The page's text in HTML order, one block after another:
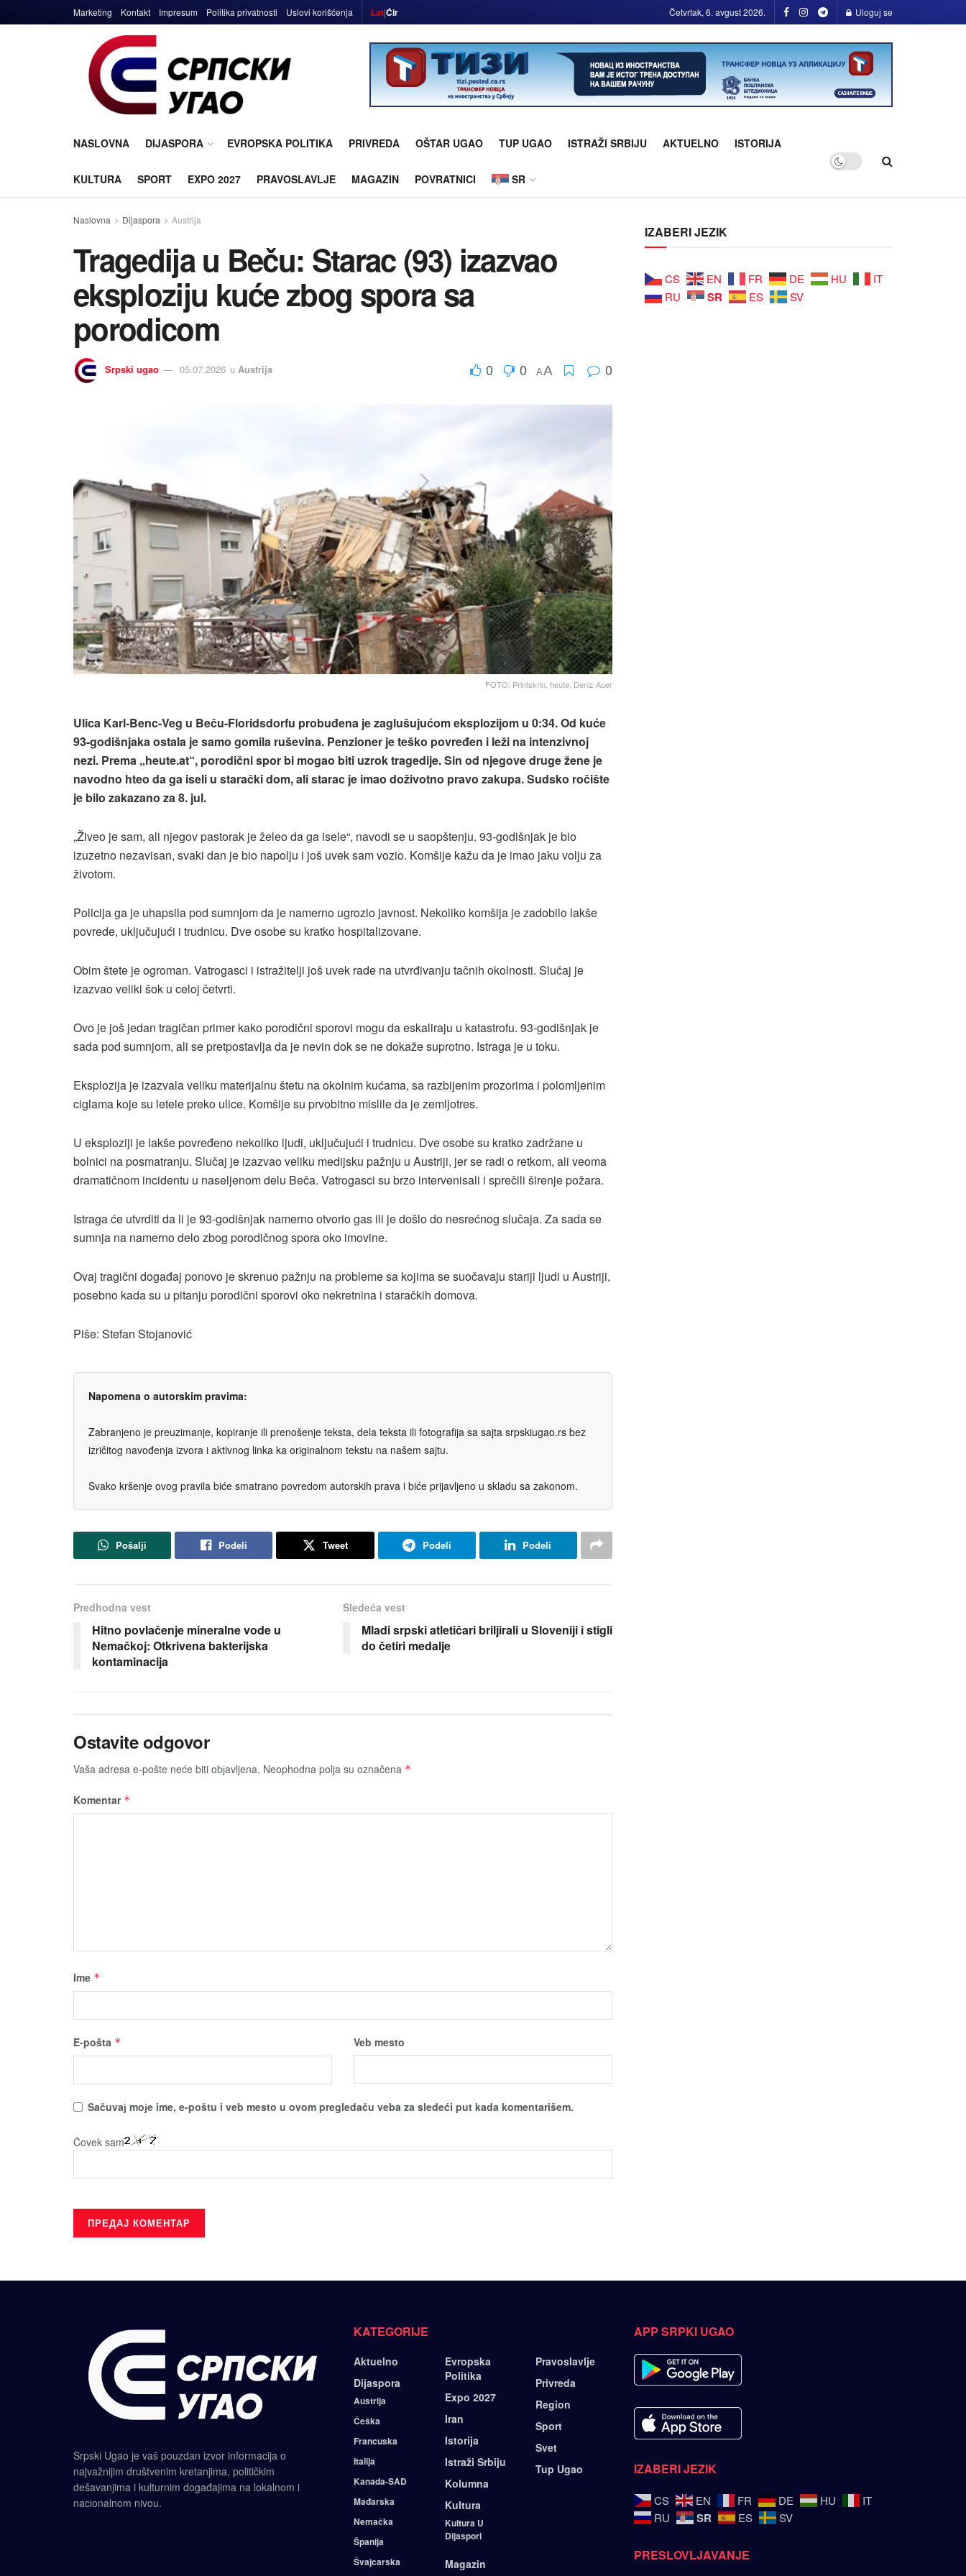
Marketing Kontakt Impresum Politika privatnosti Uslovi korišćenja Lat|Ćir Četvrtak, 6. avgust 2026. Uloguj se
NASLOVNA DIJASPORA EVROPSKA POLITIKA PRIVREDA OŠTAR UGAO TUP UGAO ISTRAŽI SRBIJU AKTUELNO ISTORIJA
KULTURA SPORT EXPO 2027 PRAVOSLAVLJE MAGAZIN POVRATNICI SR
Naslovna Dijaspora Austrija
Tragedija u Beču: Starac (93) izazvao
eksploziju kuće zbog spora sa
porodicom
Srpski ugao 05.07.2026 u Austrija 0 0 AA 0
FOTO: Printskrin, heute, Deniz Auer
Ulica Karl-Benc-Veg u Beču-Floridsdorfu probuđena je zaglušujućom eksplozijom u 0:34. Od kuće
93-godišnjaka ostala je samo gomila ruševina. Penzioner je teško povređen i leži na intenzivnoj
nezi. Prema „heute.at“, porodični spor bi mogao biti uzrok tragedije. Sin od njegove druge žene je
navodno hteo da ga iseli u starački dom, ali starac je imao doživotno pravo zakupa. Sudsko ročište
je bilo zakazano za 8. jul.
„Živeo je sam, ali njegov pastorak je želeo da ga isele“, navodi se u saopštenju. 93-godišnjak je bio
izuzetno nezavisan, svaki dan je bio napolju i još uvek sam vozio. Komšije kažu da je imao jaku volju za
životom.
Policija ga je uhapsila pod sumnjom da je namerno ugrozio javnost. Nekoliko komšija je zadobilo lakše
povrede, uključujući i trudnicu. Dve osobe su kratko hospitalizovane.
Obim štete je ogroman. Vatrogasci i istražitelji još uvek rade na utvrđivanju tačnih okolnosti. Slučaj je
izazvao veliki šok u celoj četvrti.
Ovo je još jedan tragičan primer kako porodični sporovi mogu da eskaliraju u katastrofu. 93-godišnjak je
sada pod sumnjom, ali se pretpostavlja da je nevin dok se ne dokaže suprotno. Istraga je u toku.
Eksplozija je izazvala veliku materijalnu štetu na okolnim kućama, sa razbijenim prozorima i polomljenim
ciglama koje su letele preko ulice. Komšije su prvobitno mislile da je zemljotres.
U eksploziji je lakše povređeno nekoliko ljudi, uključujući i trudnicu. Dve osobe su kratko zadržane u
bolnici na posmatranju. Slučaj je izazvao veliku medijsku pažnju u Austriji, jer se radi o retkom, ali veoma
dramatičnom incidentu u naseljenom delu Beča. Vatrogasci su brzo intervenisali i sprečili širenje požara.
Istraga će utvrditi da li je 93-godišnjak namerno otvorio gas ili je došlo do nesrećnog slučaja. Za sada se
sumnja na namerno delo zbog porodičnog spora oko imovine.
Ovaj tragični događaj ponovo je skrenuo pažnju na probleme sa kojima se suočavaju stariji ljudi u Austriji,
posebno kada su u pitanju porodični sporovi oko nekretnina i staračkih domova.
Piše: Stefan Stojanović
Napomena o autorskim pravima:
Zabranjeno je preuzimanje, kopiranje ili prenošenje teksta, dela teksta ili fotografija sa sajta srpskiugao.rs bez
izričitog navođenja izvora i aktivnog linka ka originalnom tekstu na našem sajtu.
Svako kršenje ovog pravila biće smatrano povredom autorskih prava i biće prijavljeno u skladu sa zakonom.
Pošalji Podeli Tweet Podeli Podeli
Predhodna vest
Hitno povlačenje mineralne vode u
Nemačkoj: Otkrivena bakterijska
kontaminacija
Sledeća vest
Mladi srpski atletičari briljirali u Sloveniji i stigli
do četiri medalje
Ostavite odgovor
Vaša adresa e-pošte neće biti obјavljena. Neophodna polja su označena *
Komentar *
Ime *
E-pošta * Veb mesto
Sačuvaј moјe ime, e-poštu i veb mesto u ovom pregledaču veba za sledeći put kada komentarišem.
Čovek sam
IZABERI JEZIK
CS EN FR DE HU
IT
RU
SR ES SV
Srpski Ugao je vaš pouzdan izvor informacija o
najvažnijim društvenim kretanjima, političkim
dešavanjima i kulturnim događajima na lokalnom i
nacionalnom nivou.
KATEGORIJE
Aktuelno
Dijaspora
Austrija
Češka
Francuska
Italija
Kanada-SAD
Mađarska
Nemačka
Španija
Švajcarska
Evropska
Politika
Expo 2027
Iran
Istorija
Istraži Srbiju
Kolumna
Kultura
Kultura U
Dijaspori
Magazin
Pravoslavlje
Privreda
Region
Sport
Svet
Tup Ugao
APP SRPKI UGAO
IZABERI JEZIK
CS EN FR DE HU
IT
RU
SR ES SV
PRESLOVLJAVANJE